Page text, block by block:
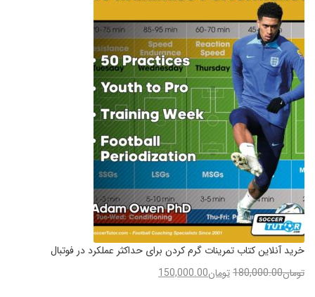
خرید آنلاین کتاب تمرینات گرم کردن برای حداکثر عملکرد در فوتبال
تومان180,000.00تومان150,000.00